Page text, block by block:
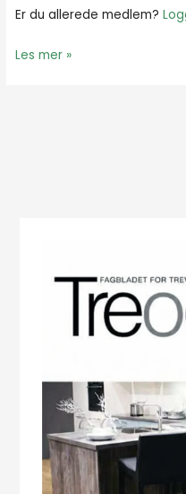
Er du allerede medlem?
Les mer »